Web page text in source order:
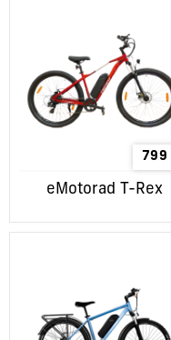
799
eMotorad T-Rex